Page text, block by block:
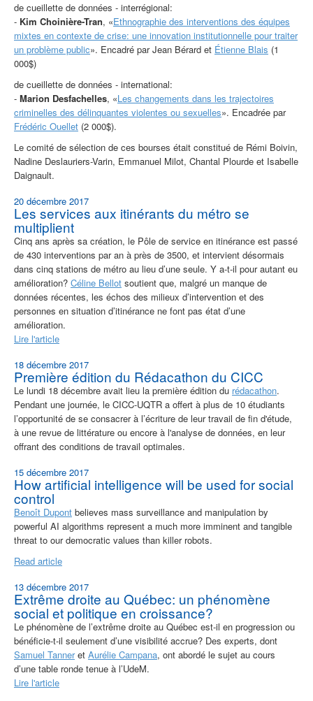
de cueillette de données - interrégional:
- Kim Choinière-Tran, «Ethnographie des interventions des équipes
mixtes en contexte de crise: une innovation institutionnelle pour traiter
un problème public». Encadré par Jean Bérard et Étienne Blais (1
000$)
de cueillette de données - international:
- Marion Desfachelles, «Les changements dans les trajectoires
criminelles des délinquantes violentes ou sexuelles». Encadrée par
Frédéric Ouellet (2 000$).
Le comité de sélection de ces bourses était constitué de Rémi Boivin,
Nadine Deslauriers-Varin, Emmanuel Milot, Chantal Plourde et Isabelle
Daignault.
20 décembre 2017
Les services aux itinérants du métro se
multiplient
Cinq ans après sa création, le Pôle de service en itinérance est passé
de 430 interventions par an à près de 3500, et intervient désormais
dans cinq stations de métro au lieu d’une seule. Y a-t-il pour autant eu
amélioration? Céline Bellot soutient que, malgré un manque de
données récentes, les échos des milieux d’intervention et des
personnes en situation d’itinérance ne font pas état d’une
amélioration.
Lire l'article
18 décembre 2017
Première édition du Rédacathon du CICC
Le lundi 18 décembre avait lieu la première édition du rédacathon.
Pendant une journée, le CICC-UQTR a offert à plus de 10 étudiants
l’opportunité de se consacrer à l’écriture de leur travail de fin d'étude,
à une revue de littérature ou encore à l'analyse de données, en leur
offrant des conditions de travail optimales.
15 décembre 2017
How artificial intelligence will be used for social
control
Benoît Dupont believes mass surveillance and manipulation by
powerful AI algorithms represent a much more imminent and tangible
threat to our democratic values than killer robots.
Read article
13 décembre 2017
Extrême droite au Québec: un phénomène
social et politique en croissance?
Le phénomène de l’extrême droite au Québec est-il en progression ou
bénéficie-t-il seulement d’une visibilité accrue? Des experts, dont
Samuel Tanneret Aurélie Campana, ont abordé le sujet au cours
d’une table ronde tenue à l’UdeM.
Lire l'article